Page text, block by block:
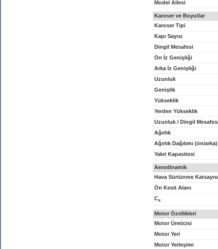
Model Ailesi
Karoser ve Boyutlar
Karoser Tipi
Kapı Sayısı
Dingil Mesafesi
Ön İz Genişliği
Arka İz Genişliği
Uzunluk
Genişlik
Yükseklik
Yerden Yükseklik
Uzunluk / Dingil
Ağırlık
Ağırlık Dağılımı (ön/arka)
Yakıt Kapasitesi
Aerodinamik
Hava Sürtünme Katsayısı
Ön Kesit Alanı
Cx
Motor Özellikleri
Motor Üreticisi
Motor Yeri
Motor Yerleşimi